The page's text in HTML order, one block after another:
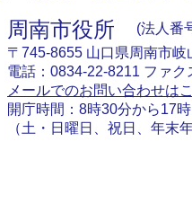
周南市役所
法人番
〒745-8655 山口県周南市岐
電話：0834-22-8211 ファ
メールでのお問い合わせは
開庁時間：8時30分から17
（土・日曜日、祝日、年末